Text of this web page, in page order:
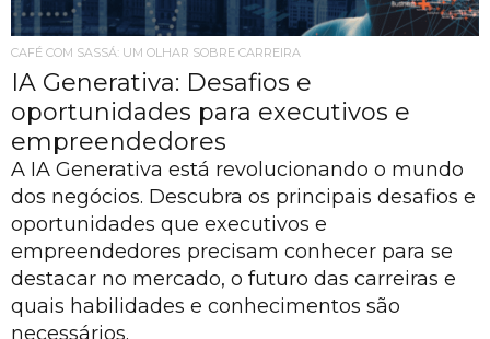
CAFÉ COM SASSÁ: UM OLHAR SOBRE CARREIRA
IA Generativa: Desafios e
oportunidades para executivos e
empreendedores
A IA Generativa está revolucionando o mundo
dos negócios. Descubra os principais desafios e
oportunidades que executivos e
empreendedores precisam conhecer para se
destacar no mercado, o futuro das carreiras e
quais habilidades e conhecimentos são
necessários.